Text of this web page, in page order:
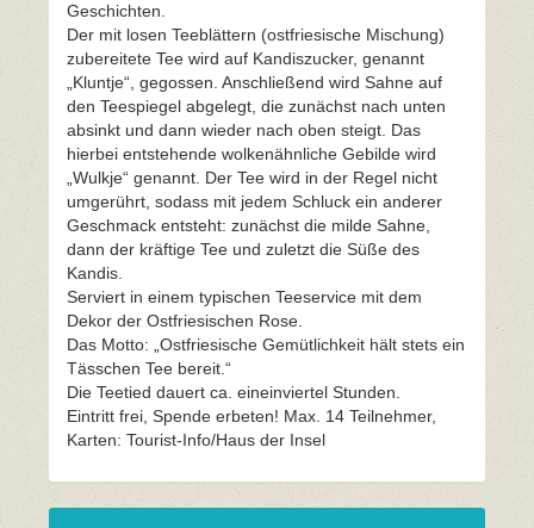
Geschichten.
Der mit losen Teeblättern (ostfriesische Mischung)
zubereitete Tee wird auf Kandiszucker, genannt
„Kluntje“, gegossen. Anschließend wird Sahne auf
den Teespiegel abgelegt, die zunächst nach unten
absinkt und dann wieder nach oben steigt. Das
hierbei entstehende wolkenähnliche Gebilde wird
„Wulkje“ genannt. Der Tee wird in der Regel nicht
umgerührt, sodass mit jedem Schluck ein anderer
Geschmack entsteht: zunächst die milde Sahne,
dann der kräftige Tee und zuletzt die Süße des
Kandis.
Serviert in einem typischen Teeservice mit dem
Dekor der Ostfriesischen Rose.
Das Motto: „Ostfriesische Gemütlichkeit hält stets ein
Tässchen Tee bereit.“
Die Teetied dauert ca. eineinviertel Stunden.
Eintritt frei, Spende erbeten! Max. 14 Teilnehmer,
Karten: Tourist-Info/Haus der Insel